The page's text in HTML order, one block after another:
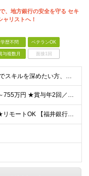
、地方銀行の安全を守る セキ
ャリストへ！
学歴不問 ベテランOK
与複数月 面接1回
【インフラ・基盤領域でスキルを深めたい方、大歓迎！】 ◆学歴不問 ◆以下いずれかの経験がある方（年数不問） ・OA基盤の構築・運用・保守 ・ネットワーク設計・構築・運用 ・セキュリティ設計・運用・監
★想定年収：448万円～755万円 ★賞与年2回／前年度実績：4ヶ月分 月給28万～47万2000円＋賞与年2回＋各種手当 ※経験・能力を考慮の上、決定いたします。 ※残業手当は残業時間に応じて別
★マイカー通勤OK！ ★リモートOK 【福井銀行 本店ビル】 福井県福井市順化1-1-1 福井駅前通りの大名町交差点目の前に「人や時間を紡ぐ」事をコンセプトに新たに本店ビルを構えております。 ※